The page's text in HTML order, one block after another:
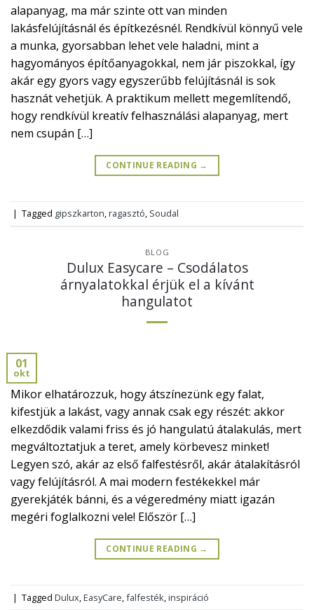
alapanyag, ma már szinte ott van minden
lakásfelújításnál és építkezésnél. Rendkívül könnyű vele
a munka, gyorsabban lehet vele haladni, mint a
hagyományos építőanyagokkal, nem jár piszokkal, így
akár egy gyors vagy egyszerűbb felújításnál is sok
hasznát vehetjük. A praktikum mellett megemlítendő,
hogy rendkívül kreatív felhasználási alapanyag, mert
nem csupán […]
CONTINUE READING →
| Tagged gipszkarton,ragasztó, Soudal
BLOG
Dulux Easycare – Csodálatos
árnyalatokkal érjük el a kívánt
hangulatot
01
okt
Mikor elhatározzuk, hogy átszínezünk egy falat,
kifestjük a lakást, vagy annak csak egy részét: akkor
elkezdődik valami friss és jó hangulatú átalakulás, mert
megváltoztatjuk a teret, amely körbevesz minket!
Legyen szó, akár az első falfestésről, akár átalakításról
vagy felújításról. A mai modern festékekkel már
gyerekjáték bánni, és a végeredmény miatt igazán
megéri foglalkozni vele! Először […]
CONTINUE READING →
| Tagged Dulux,EasyCare,falfesték,inspiráció